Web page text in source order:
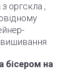
оргскла ,
бісером на